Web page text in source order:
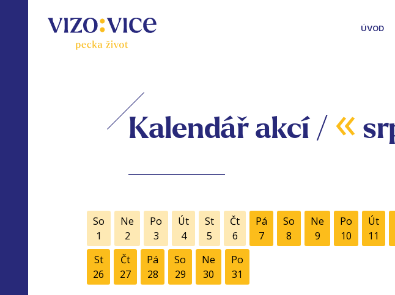
ÚVOD
Kalendář akcí / «
So
1
Ne
2
Po
3
Út
4
St
5
Čt
6
Pá
7
So
8
Ne
9
Po
10
Út
11
St
26
Čt
27
Pá
28
So
29
Ne
30
Po
31